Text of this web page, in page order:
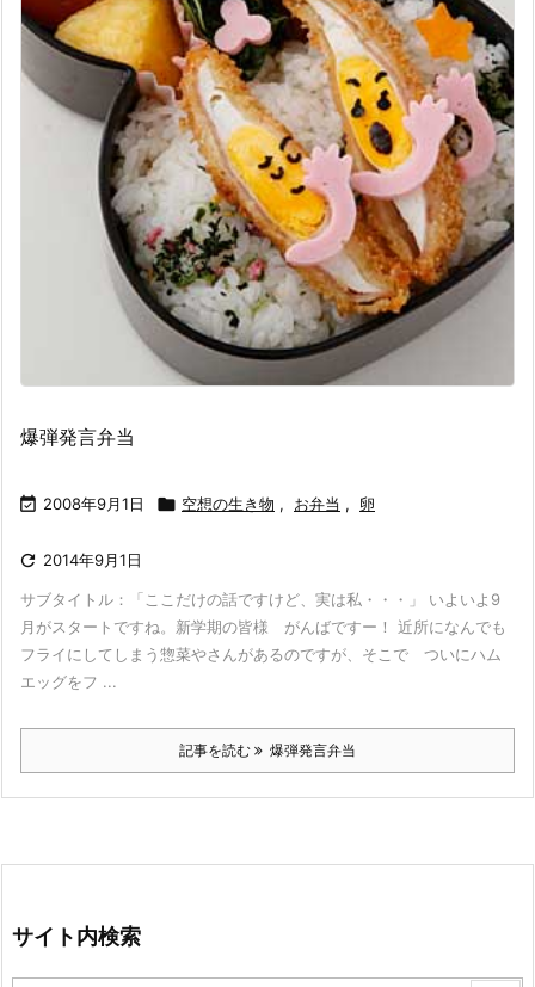
爆弾発言弁当
 2008年9月1日  空想の生き物 , お弁当 , 卵
 2014年9月1日
サブタイトル：「ここだけの話ですけど、実は私・・・」 いよいよ9
月がスタートですね。新学期の皆様 がんばですー！ 近所になんでも
フライにしてしまう惣菜やさんがあるのですが、そこで ついにハム
エッグをフ ...
記事を読む 爆弾発言弁当
サイト内検索